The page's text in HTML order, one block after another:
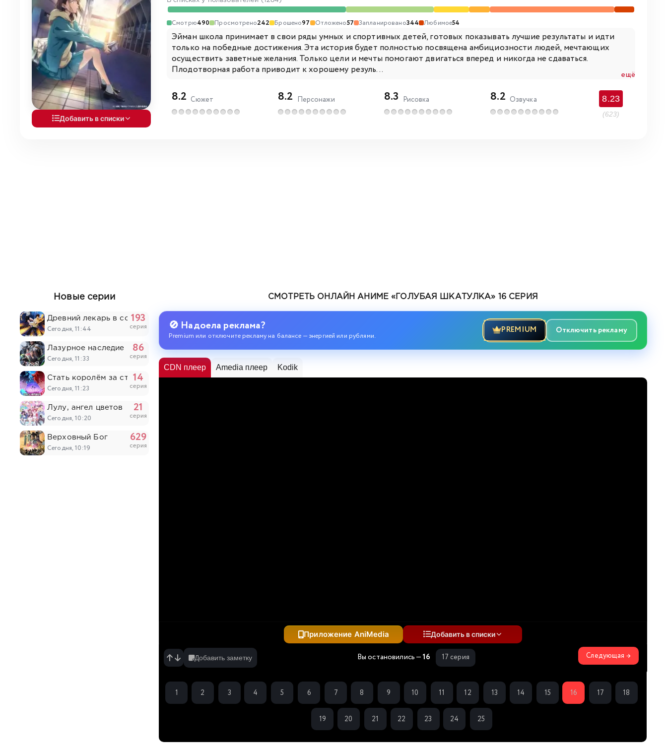
Добавить в списки
Смотрю490 Просмотрено242 Брошено97 Отложено57 Запланировано344 Любимое54
Эйман школа принимает в свои ряды умных и спортивных детей, готовых показывать лучшие результаты и идти
только на победные достижения. Эта история будет полностью посвящена амбициозности людей, мечтающих
осуществить заветные желания. Только цели и мечты помогают двигаться вперед и никогда не сдаваться.
Плодотворная работа приводит к хорошему резуль...
ещё
8.2 Сюжет 8.2 Персонажи 8.3 Рисовка 8.2 Озвучка 8.23
(623)
СМОТРЕТЬ ОНЛАЙН АНИМЕ «ГОЛУБАЯ ШКАТУЛКА» 16 СЕРИЯ
🚫 Надоела реклама?
Premium или отключите рекламу на балансе — энергией или рублями.
PREMIUM Отключить рекламу
CDN плеер Amedia плеер Kodik
Приложение AniMedia Добавить в списки
Добавить заметку Вы остановились —16 17 серия Следующая →
1 2 3 4 5 6 7 8 9 10 11 12 13 14 15 16 17 18
19 20 21 22 23 24 25
Новые серии
Древний лекарь в современном городе
Сегодня, 11:44
193
серия
Лазурное наследие
Сегодня, 11:33
86
серия
Стать королём за сто дней
Сегодня, 11:23
14
серия
Лулу, ангел цветов
Сегодня, 10:20
21
серия
Верховный Бог
Сегодня, 10:19
629
серия